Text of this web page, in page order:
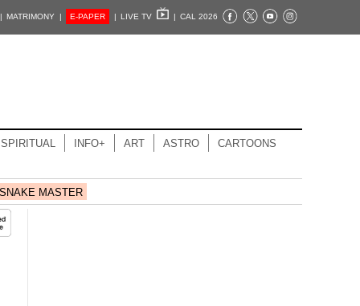
MATRIMONY | E-PAPER | LIVE TV | CAL 2026
SPIRITUAL INFO+ ART ASTRO CARTOONS
MASTER